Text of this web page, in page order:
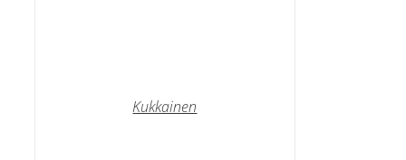
Kukkainen